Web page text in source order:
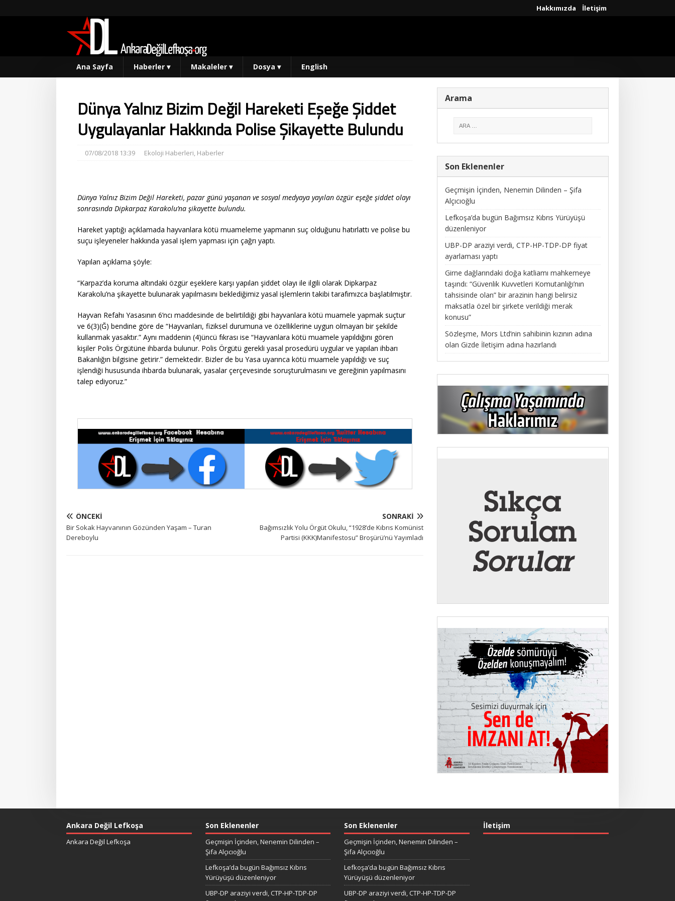
Hakkımızda İletişim
Ana Sayfa Haberler ▾ Makaleler ▾ Dosya ▾ English
Dünya Yalnız Bizim Değil Hareketi Eşeğe Şiddet
Uygulayanlar Hakkında Polise Şikayette Bulundu
07/08/2018 13:39 Ekoloji Haberleri, Haberler
Dünya Yalnız Bizim Değil Hareketi, pazar günü yaşanan ve sosyal medyaya yayılan özgür eşeğe şiddet olayı
sonrasında Dipkarpaz Karakolu’na şikayette bulundu.
Hareket yaptığı açıklamada hayvanlara kötü muameleme yapmanın suç olduğunu hatırlattı ve polise bu
suçu işleyeneler hakkında yasal işlem yapması için çağrı yaptı.
Yapılan açıklama şöyle:
“Karpaz’da koruma altındaki özgür eşeklere karşı yapılan şiddet olayı ile ilgili olarak Dipkarpaz
Karakolu’na şikayette bulunarak yapılmasını beklediğimiz yasal işlemlerin takibi tarafımızca başlatılmıştır.
Hayvan Refahı Yasasının 6’ncı maddesinde de belirtildiği gibi hayvanlara kötü muamele yapmak suçtur
ve 6(3)(Ğ) bendine göre de “Hayvanları, fiziksel durumuna ve özelliklerine uygun olmayan bir şekilde
kullanmak yasaktır.” Aynı maddenin (4)üncü fıkrası ise “Hayvanlara kötü muamele yapıldığını gören
kişiler Polis Örgütüne ihbarda bulunur. Polis Örgütü gerekli yasal prosedürü uygular ve yapılan ihbarı
Bakanlığın bilgisine getirir.” demektedir. Bizler de bu Yasa uyarınca kötü muamele yapıldığı ve suç
işlendiği hususunda ihbarda bulunarak, yasalar çerçevesinde soruşturulmasını ve gereğinin yapılmasını
talep ediyoruz.”
ÖNCEKI
Bir Sokak Hayvanının Gözünden Yaşam – Turan
Dereboylu
SONRAKI
Bağımsızlık Yolu Örgüt Okulu, “1928’de Kıbrıs Komünist
Partisi (KKK)Manifestosu” Broşürü’nü Yayımladı
Arama
Son Eklenenler
Geçmişin İçinden, Nenemin Dilinden – Şifa
Alçıcıoğlu
Lefkoşa’da bugün Bağımsız Kıbrıs Yürüyüşü
düzenleniyor
UBP-DP araziyi verdi, CTP-HP-TDP-DP fiyat
ayarlaması yaptı
Girne dağlarındaki doğa katliamı mahkemeye
taşındı: “Güvenlik Kuvvetleri Komutanlığı’nın
tahsisinde olan” bir arazinin hangi belirsiz
maksatla özel bir şirkete verildiği merak
konusu”
Sözleşme, Mors Ltd’nin sahibinin kızının adına
olan Gizde İletişim adına hazırlandı
Ankara Değil Lefkoşa
Ankara Değil Lefkoşa
Son Eklenenler
Geçmişin İçinden, Nenemin Dilinden –
Şifa Alçıcıoğlu
Lefkoşa’da bugün Bağımsız Kıbrıs
Yürüyüşü düzenleniyor
UBP-DP araziyi verdi, CTP-HP-TDP-DP
Son Eklenenler
Geçmişin İçinden, Nenemin Dilinden –
Şifa Alçıcıoğlu
Lefkoşa’da bugün Bağımsız Kıbrıs
Yürüyüşü düzenleniyor
UBP-DP araziyi verdi, CTP-HP-TDP-DP
İletişim